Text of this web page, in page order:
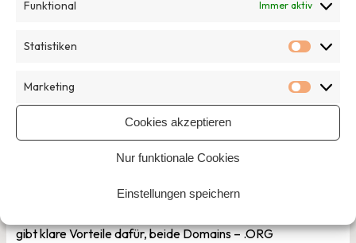
Funktional Immer aktiv
Statistiken
Marketing
Cookies akzeptieren
Nur funktionale Cookies
Einstellungen speichern
Fundraising bietet sowie den Kontakt zu potenziellen
die neue Domain weiter.
Wie auch immer die Situation sein mag, .NGO/.ONG bietet
voranzutreiben, ihre Bekanntheit im Internet zu steigern
gibt klare Vorteile dafür, beide Domains – .ORG